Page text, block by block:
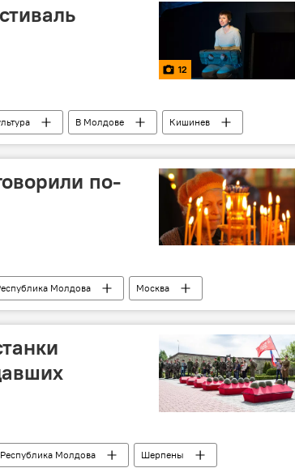
12
В Молдове
Кишинев
театр сцена фестиваль
по-
Молдова
Москва
храм
Республика Молдова
Шерпены